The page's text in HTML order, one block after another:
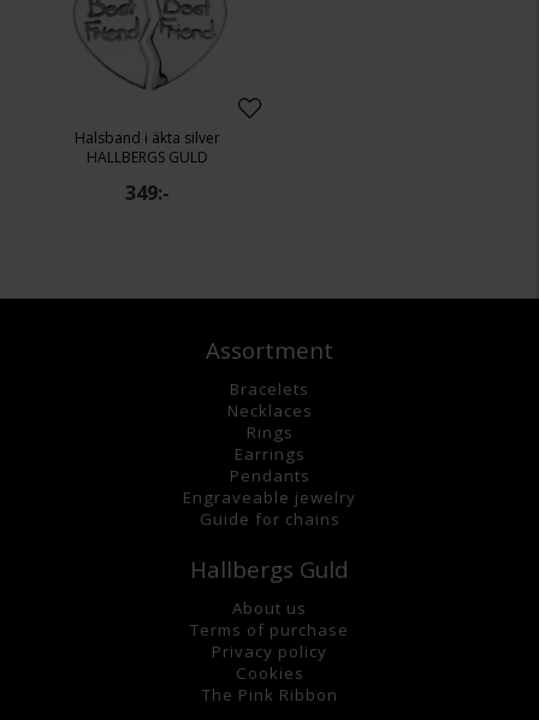
Halsband i äkta silver
HALLBERGS GULD
349:-
Assortment
Bracelets
Necklaces
Rings
Earrings
Pendants
Engraveable jewelry
Guide for chains
Hallbergs Guld
About us
Terms of purchase
Privacy policy
Cookies
The Pink Ribbon